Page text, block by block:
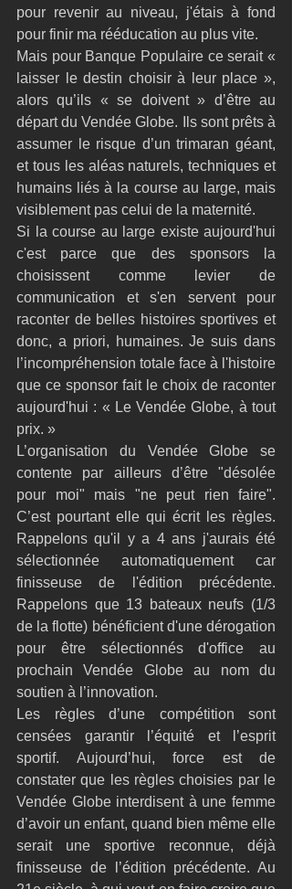
pour revenir au niveau, j'étais à fond
pour finir ma rééducation au plus vite.
Mais pour Banque Populaire ce serait «
laisser le destin choisir à leur place »,
alors qu’ils « se doivent » d’être au
départ du Vendée Globe. Ils sont prêts à
assumer le risque d’un trimaran géant,
et tous les aléas naturels, techniques et
humains liés à la course au large, mais
visiblement pas celui de la maternité.
Si la course au large existe aujourd'hui
c'est parce que des sponsors la
choisissent comme levier de
communication et s'en servent pour
raconter de belles histoires sportives et
donc, a priori, humaines. Je suis dans
l’incompréhension totale face à l'histoire
que ce sponsor fait le choix de raconter
aujourd'hui : « Le Vendée Globe, à tout
prix. »
L’organisation du Vendée Globe se
contente par ailleurs d’être "désolée
pour moi" mais "ne peut rien faire".
C’est pourtant elle qui écrit les règles.
Rappelons qu'il y a 4 ans j'aurais été
sélectionnée automatiquement car
finisseuse de l'édition précédente.
Rappelons que 13 bateaux neufs (1/3
de la flotte) bénéficient d'une dérogation
pour être sélectionnés d'office au
prochain Vendée Globe au nom du
soutien à l’innovation.
Les règles d’une compétition sont
censées garantir l’équité et l’esprit
sportif. Aujourd’hui, force est de
constater que les règles choisies par le
Vendée Globe interdisent à une femme
d’avoir un enfant, quand bien même elle
serait une sportive reconnue, déjà
finisseuse de l’édition précédente. Au